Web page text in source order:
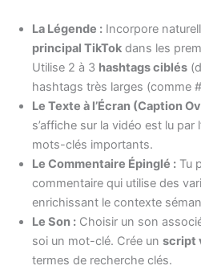
La Légende : Incorpore
principal TikTok dans les
Utilise 2 à 3 hashtags ciblés
hashtags très larges (comme
Le Texte à l’Écran (Caption
s’affiche sur la vidéo est lu
mots-clés importants.
Le Commentaire Épinglé : Tu
commentaire qui utilise des
enrichissant le contexte
Le Son : Choisir un son
soi un mot-clé. Crée un script
termes de recherche clés.